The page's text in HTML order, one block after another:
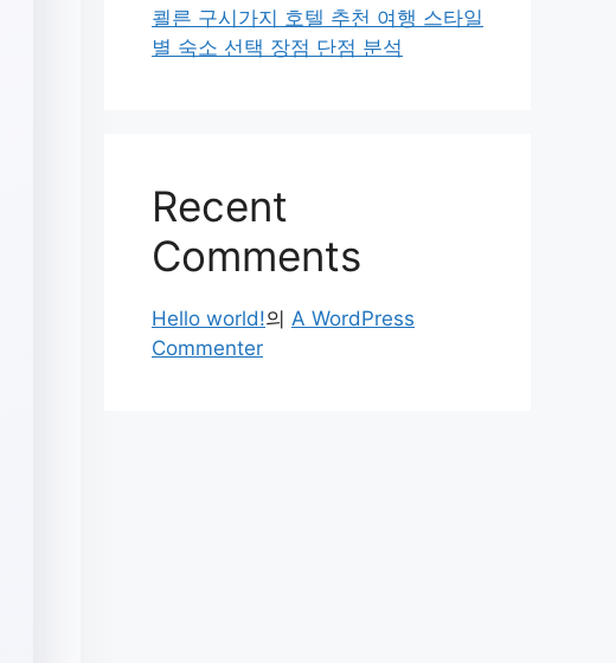
쾰른 구시가지 호텔 추천 여행 스타일
별 숙소 선택 장점 단점 분석
Recent
Comments
Hello world!의 A WordPress
Commenter